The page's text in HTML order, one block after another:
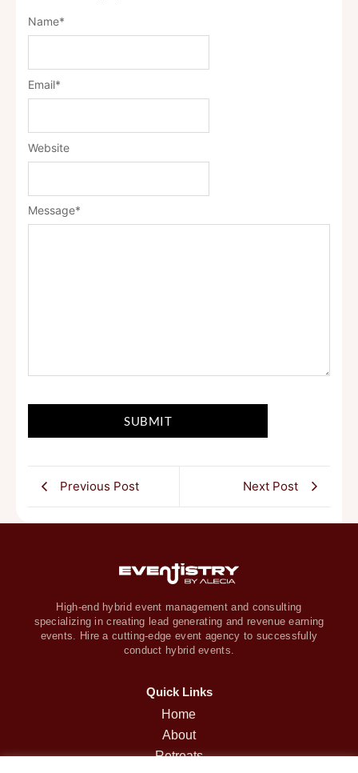
Message*
Name*
Email*
Website
Previous Post Next Post
High-end hybrid event management and consulting
specializing in creating lead generating and revenue earning
events. Hire a cutting-edge event agency to successfully
conduct hybrid events.
Quick Links
Home
About
Retreats